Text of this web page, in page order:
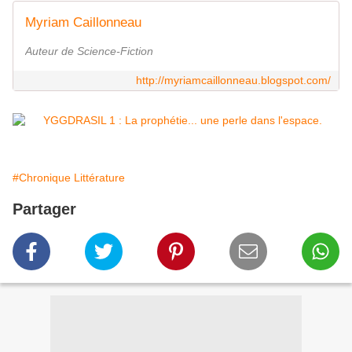
Myriam Caillonneau
Auteur de Science-Fiction
http://myriamcaillonneau.blogspot.com/
#Chronique Littérature
Partager